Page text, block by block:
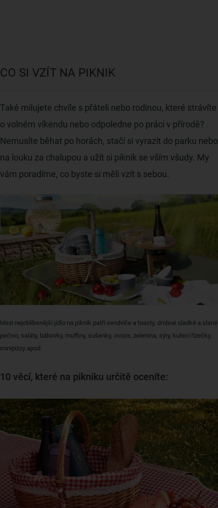
CO SI VZÍT NA PIKNIK
Také milujete chvíle s přáteli nebo rodinou, které strávíte
o volném víkendu nebo odpoledne po práci v přírodě?
Nemusíte běhat po horách, stačí si vyrazit do parku nebo
na louku za chalupou a užít si piknik se vším všudy. My
vám poradíme, co byste si měli vzít s sebou.
Mezi nejoblíbenější jídlo na piknik patří sendviče a toasty, drobné sladké a slané
pečivo, saláty, bábovky, muffiny, sušenky, ovoce, zelenina, sýry, kuřecí řízečky,
minipizzy apod.
10 věcí, které na pikniku určitě oceníte: